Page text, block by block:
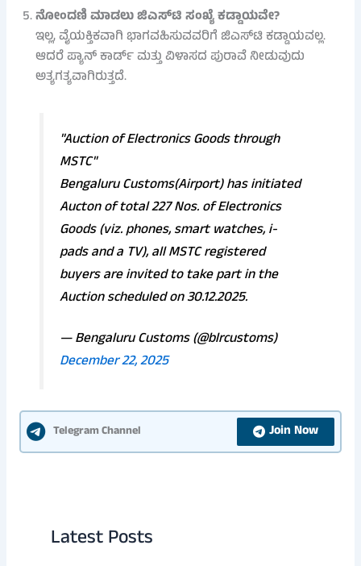
ನೋಂದಣಿ ಮಾಡಲು ಜಿಎಸ್‌ಟಿ ಸಂಖ್ಯೆ ಕಡ್ಡಾಯವೇ?
ಇಲ್ಲ, ವೈಯಕ್ತಿಕವಾಗಿ ಭಾಗವಹಿಸುವವರಿಗೆ ಜಿಎಸ್‌ಟಿ ಕಡ್ಡಾಯವಲ್ಲ.
ಆದರೆ ಪ್ಯಾನ್ ಕಾರ್ಡ್ ಮತ್ತು ವಿಳಾಸದ ಪುರಾವೆ ನೀಡುವುದು
ಅತ್ಯಗತ್ಯವಾಗಿರುತ್ತದೆ.
"Auction of Electronics Goods through
MSTC"
Bengaluru Customs(Airport) has initiated
Aucton of total 227 Nos. of Electronics
Goods (viz. phones, smart watches, i-
pads and a TV), all MSTC registered
buyers are invited to take part in the
Auction scheduled on 30.12.2025.
— Bengaluru Customs (@blrcustoms)
December 22, 2025
Telegram Channel Join Now
Latest Posts